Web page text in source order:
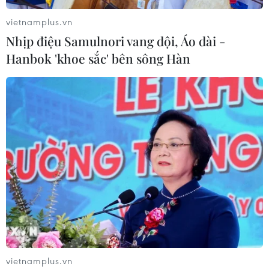
Hàng ngàn giấy lưu hành sắp hết hạn:
Nguy cơ thiếu thuốc trầm trọng
27/10/2022 02:12
Theo báo cáo của Bộ Y tế, hiện có khoảng hơn 24.000
giấy đăng ký thuốc có hiệu lực trên hệ thống, tuy nhiên
có 10.000 giấy đăng ký lưu hành thuốc hết hiệu lực sau
ngày 31 tháng 12 năm 2022.
vietnamplus.vn
Nhịp điệu Samulnori vang dội, Áo dài -
Hanbok 'khoe sắc' bên sông Hàn
vietnamplus.vn